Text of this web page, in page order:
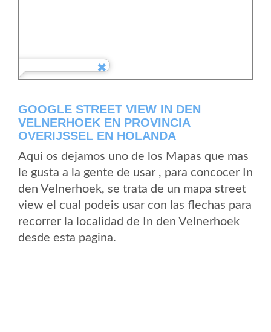
GOOGLE STREET VIEW IN DEN
VELNERHOEK EN PROVINCIA
OVERIJSSEL EN HOLANDA
Aqui os dejamos uno de los Mapas que mas
le gusta a la gente de usar , para concocer In
den Velnerhoek, se trata de un mapa street
view el cual podeis usar con las flechas para
recorrer la localidad de In den Velnerhoek
desde esta pagina.